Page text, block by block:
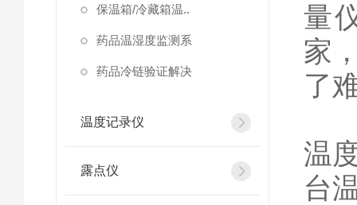
保温箱/冷藏箱温..
药品温湿度监测系
药品冷链验证解决
温度记录仪
露点仪
量
家
了
温
台